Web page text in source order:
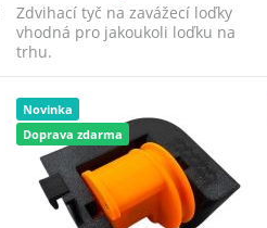
Zdvihací tyč na zavážecí loďky
vhodná pro jakoukoli loďku na
trhu.
Novinka
Doprava zdarma